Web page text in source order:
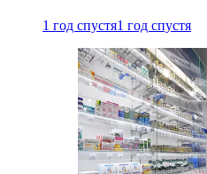
1 год спустя1 год спустя